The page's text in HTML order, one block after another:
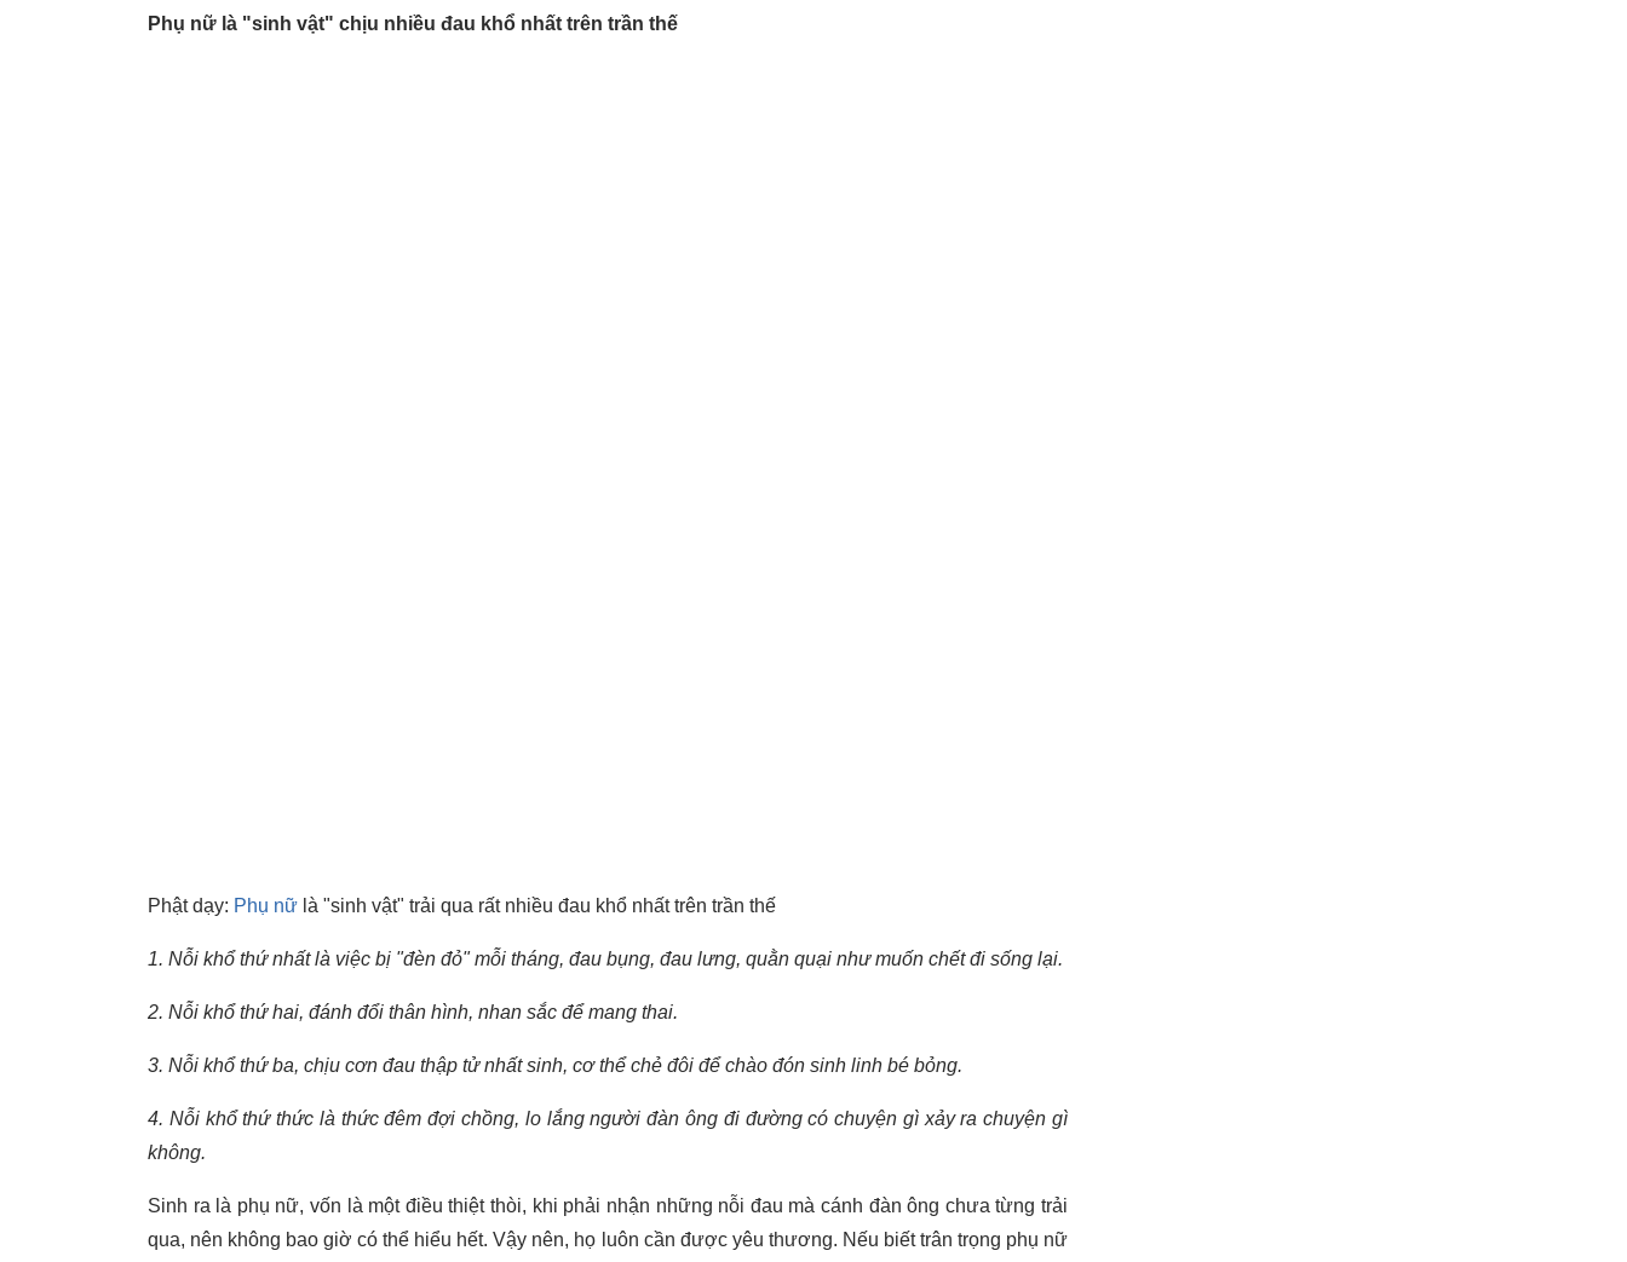
Phụ nữ là "sinh vật" chịu nhiều đau khổ nhất trên trần thế
Phật dạy: Phụ nữ là "sinh vật" trải qua rất nhiều đau khổ nhất trên trần thế
1. Nỗi khổ thứ nhất là việc bị "đèn đỏ" mỗi tháng, đau bụng, đau lưng, quằn quại như muốn chết đi sống lại.
2. Nỗi khổ thứ hai, đánh đổi thân hình, nhan sắc để mang thai.
3. Nỗi khổ thứ ba, chịu cơn đau thập tử nhất sinh, cơ thể chẻ đôi để chào đón sinh linh bé bỏng.
4. Nỗi khổ thứ thức là thức đêm đợi chồng, lo lắng người đàn ông đi đường có chuyện gì xảy ra chuyện gì
không.
Sinh ra là phụ nữ, vốn là một điều thiệt thòi, khi phải nhận những nỗi đau mà cánh đàn ông chưa từng trải
qua, nên không bao giờ có thể hiểu hết. Vậy nên, họ luôn cần được yêu thương. Nếu biết trân trọng phụ nữ